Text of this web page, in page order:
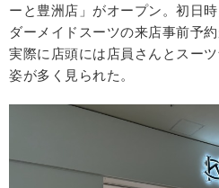
ーと豊洲店」がオープン。初日
ダーメイドスーツの来店事前予
実際に店頭には店員さんとスー
姿が多く見られた。